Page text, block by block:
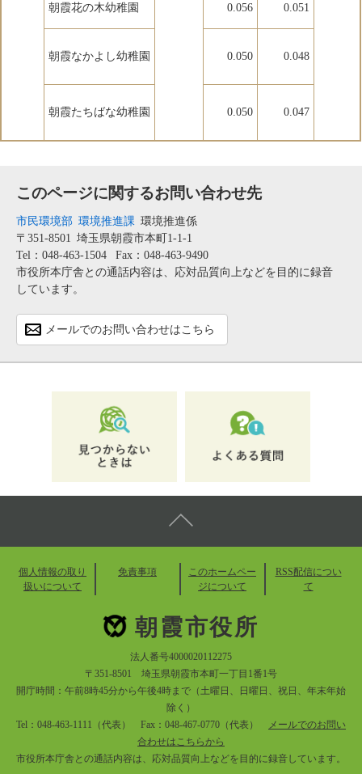
朝霞花の木幼稚園 0.056 0.051
朝霞なかよし幼稚園 0.050 0.048
朝霞たちばな幼稚園 0.050 0.047
このページに関するお問い合わせ先
市民環境部 環境推進課 環境推進係
〒351-8501
埼玉県朝霞市本町1-1-1
Tel：048-463-1504
Fax：048-463-9490
市役所本庁舎との通話内容は、応対品質向上などを目的に録音
しています。
メールでのお問い合わせはこちら
個人情報の取り
扱いについて
免責事項
このホームペー
ジについて
RSS配信につい
て
朝霞市役所
法人番号4000020112275
〒351-8501 埼玉県朝霞市本町一丁目1番1号
開庁時間：午前8時45分から午後4時まで（土曜日、日曜日、祝日、年末年始
除く）
Tel：048-463-1111（代表） Fax：048-467-0770（代表）
メールでのお問い
合わせはこちらから
市役所本庁舎との通話内容は、応対品質向上などを目的に録音しています。